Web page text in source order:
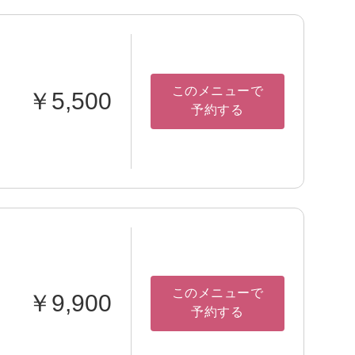
￥5,500
このメニューで
予約する
￥9,900
このメニューで
予約する